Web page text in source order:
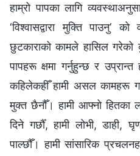
हाम्रो पापका लागि
‘विश्‍वासद्वारा मुक्ति पाउनु’
छुटकाराको कामले हासिल
पापहरू क्षमा गर्नुहुन्छ र
कहिलेकहीँ हामी असल कामहरू
मुक्त छैनौँ। हामी आफ्‍नो हितका
दिने गर्छौँ, हामी लोभी, डाही,
पाल्छौँ। हामी सांसारिक